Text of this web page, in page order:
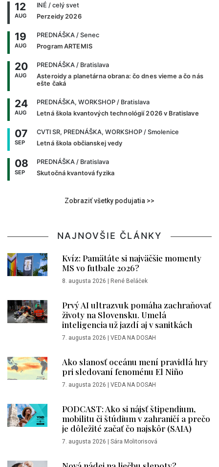
12
AUG
INÉ / celý svet
Perzeidy 2026
19
AUG
PREDNÁŠKA / Senec
Program ARTEMIS
20
AUG
PREDNÁŠKA / Bratislava
Asteroidy a planetárna obrana: čo dnes vieme a čo nás
ešte čaká
24
AUG
PREDNÁŠKA, WORKSHOP / Bratislava
Letná škola kvantových technológií 2026 v Bratislave
07
SEP
CVTI SR, PREDNÁŠKA, WORKSHOP / Smolenice
Letná škola občianskej vedy
08
SEP
PREDNÁŠKA / Bratislava
Skutočná kvantová fyzika
Zobraziť všetky podujatia >>
NAJNOVŠIE ČLÁNKY
Kvíz: Pamätáte si najväčšie momenty
MS vo futbale 2026?
8. augusta 2026 René Beláček
Prvý AI ultrazvuk pomáha zachraňovať
životy na Slovensku. Umelá
inteligencia už jazdí aj v sanitkách
7. augusta 2026 VEDA NA DOSAH
Ako slanosť oceánu mení pravidlá hry
pri sledovaní fenoménu El Niño
7. augusta 2026 VEDA NA DOSAH
PODCAST: Ako si nájsť štipendium,
mobilitu či štúdium v zahraničí a prečo
je dôležité začať čo najskôr (SAIA)
7. augusta 2026 Sára Molitorisová